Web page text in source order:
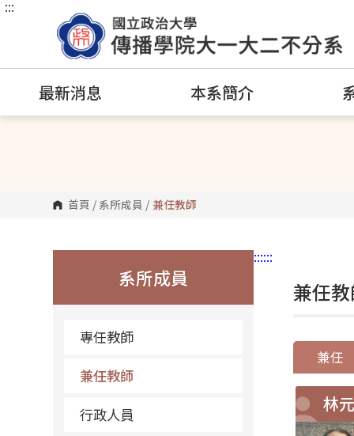
跳
容
:::
最新消息 本系簡介
首頁 / 系所成員 / 兼任教師
:::
系所成員
專任教師
兼任教師
行政人員
:::
兼任
兼任
林